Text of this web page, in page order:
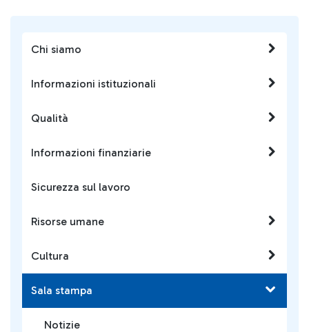
Chi siamo
Informazioni istituzionali
Qualità
Informazioni finanziarie
Sicurezza sul lavoro
Risorse umane
Cultura
Sala stampa
Notizie